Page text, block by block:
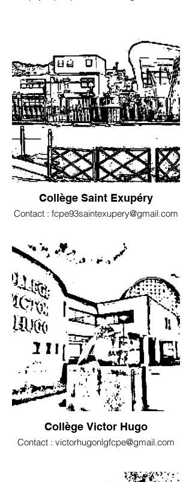
Collège Saint Exupéry
Contact : fcpe93saintexupery@gmail.com
Collège Victor Hugo
Contact : victorhugonlgfcpe@gmail.com